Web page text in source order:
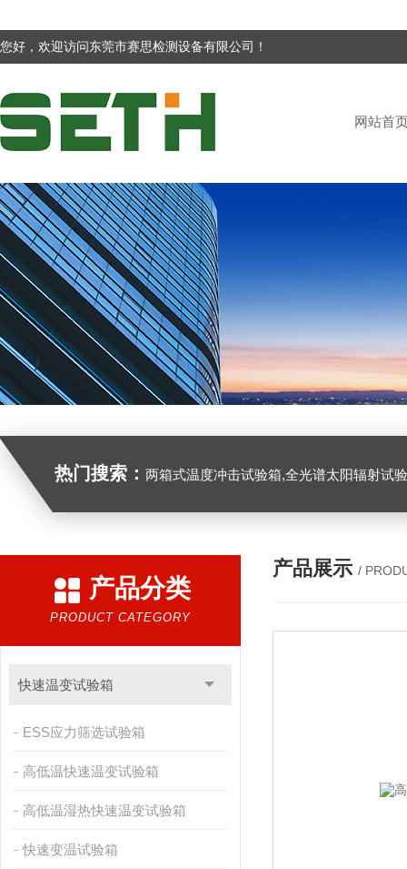
您好，欢迎访问东莞市赛思检测设备有限公司！
网站首
热门搜索： 两箱式温度冲击试验箱,全光谱太阳辐射试
产品分类
PRODUCT CATEGORY
快速温变试验箱
ESS应力筛选试验箱
高低温快速温变试验箱
高低温湿热快速温变试验箱
快速变温试验箱
产品展示 /